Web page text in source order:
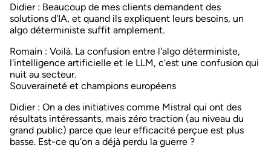
Didier: Beaucoup de mes clients demandent des
solutions d'IA, et quand ils expliquent leurs besoins, un
algo déterministe suffit amplement.
Romain : Voilà. La confusion entre l'algo déterministe,
l'intelligence artificielle et le LLM, c'est une confusion qui
nuit au secteur.
Souveraineté et champions européens
Didier: On a des initiatives comme Mistral qui ont des
résultats intéressants, mais zéro traction (au niveau du
grand public) parce que leur efficacité perçue est plus
basse. Est-ce qu'on a déjà perdu la guerre ?